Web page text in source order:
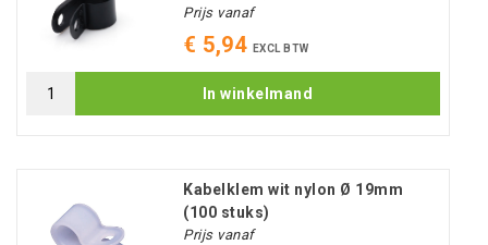
Prijs vanaf
€ 5,94 EXCL BTW
In winkelmand
Kabelklem wit nylon Ø 19mm
(100 stuks)
Prijs vanaf